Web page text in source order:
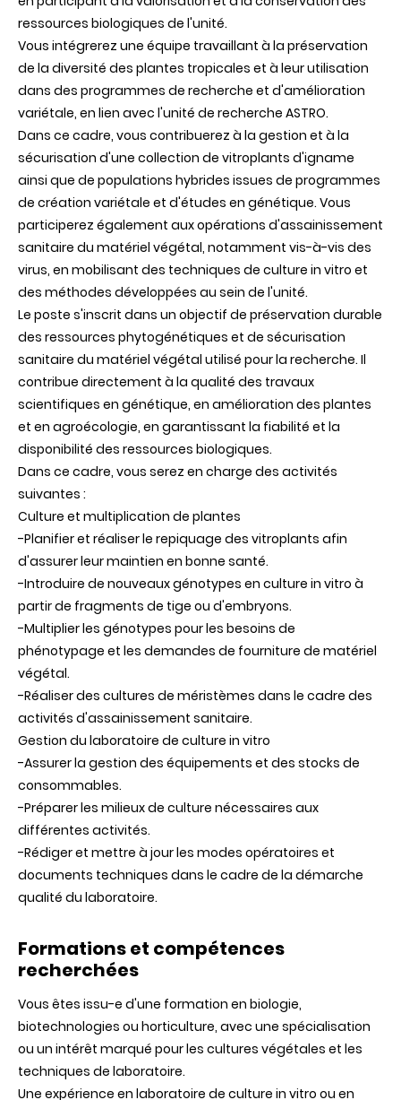
ressources biologiques de l'unité.
Vous intégrerez une équipe travaillant à la préservation
de la diversité des plantes tropicales et à leur utilisation
dans des programmes de recherche et d'amélioration
variétale, en lien avec l'unité de recherche ASTRO.
Dans ce cadre, vous contribuerez à la gestion et à la
sécurisation d'une collection de vitroplants d'igname
ainsi que de populations hybrides issues de programmes
de création variétale et d'études en génétique. Vous
participerez également aux opérations d'assainissement
sanitaire du matériel végétal, notamment vis-à-vis des
virus, en mobilisant des techniques de culture in vitro et
des méthodes développées au sein de l'unité.
Le poste s'inscrit dans un objectif de préservation durable
des ressources phytogénétiques et de sécurisation
sanitaire du matériel végétal utilisé pour la recherche. Il
contribue directement à la qualité des travaux
scientifiques en génétique, en amélioration des plantes
et en agroécologie, en garantissant la fiabilité et la
disponibilité des ressources biologiques.
Dans ce cadre, vous serez en charge des activités
suivantes :
Culture et multiplication de plantes
-Planifier et réaliser le repiquage des vitroplants afin
d'assurer leur maintien en bonne santé.
-Introduire de nouveaux génotypes en culture in vitro à
partir de fragments de tige ou d'embryons.
-Multiplier les génotypes pour les besoins de
phénotypage et les demandes de fourniture de matériel
végétal.
-Réaliser des cultures de méristèmes dans le cadre des
activités d'assainissement sanitaire.
Gestion du laboratoire de culture in vitro
-Assurer la gestion des équipements et des stocks de
consommables.
-Préparer les milieux de culture nécessaires aux
différentes activités.
-Rédiger et mettre à jour les modes opératoires et
documents techniques dans le cadre de la démarche
qualité du laboratoire.
Formations et compétences
recherchées
Vous êtes issu-e d'une formation en biologie,
biotechnologies ou horticulture, avec une spécialisation
ou un intérêt marqué pour les cultures végétales et les
techniques de laboratoire.
Une expérience en laboratoire de culture in vitro ou en